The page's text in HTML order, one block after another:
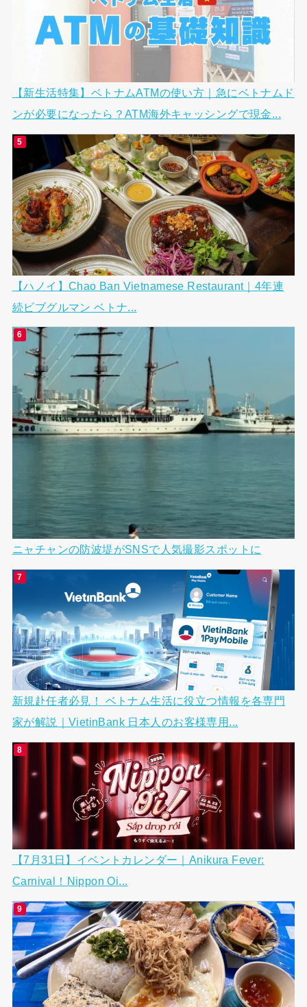
【新生活特集】ベトナムATMの使い方｜急にベトナムド
ンが必要になったら？ATM海外キャッシングで現金...
【ハノイ】Chao Ban Vietnamese Restaurant｜4年連
続ビブグルマン ベトナ...
ニャチャンの防波堤がSNSで人気撮影スポットに
新規赴任者必見！ ベトナム生活に役立つ情報を各専門
家が解説｜VietinBank 日本人のお客様専用...
【7月31日】イベントカレンダー｜Anikura Fever:
Carnival！Nippon Oi...